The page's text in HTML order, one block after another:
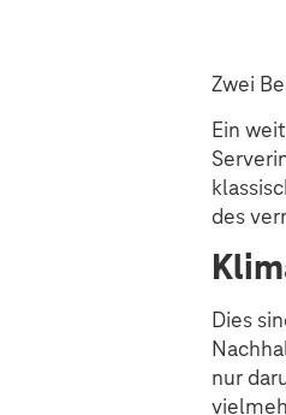
Zwei
Ein
des
Dies
nur